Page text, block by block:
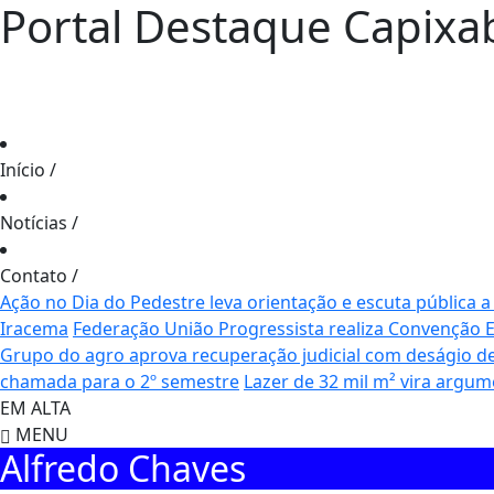
Portal Destaque
Início /
Notícias /
Contato /
Ação no Dia do Pedestre leva orientação e escuta pública
Iracema Federação União Progressista realiza
Grupo do agro aprova recuperação judicial com deságio
chamada para o 2º semestre Lazer de 32 mil m² vira
EM ALTA
MENU
Alfredo Chaves